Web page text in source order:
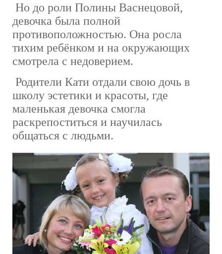
Но до роли Полины Васнецовой,
девочка была полной
противоположностью. Она росла
тихим ребёнком и на окружающих
смотрела с недоверием.
Родители Кати отдали свою дочь в
школу эстетики и красоты, где
маленькая девочка смогла
раскрепоститься и научилась
общаться с людьми.